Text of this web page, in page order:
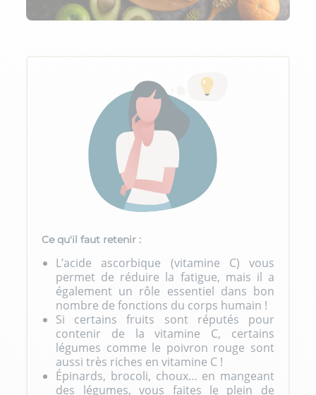
Ce qu'il faut retenir :
L’acide ascorbique (vitamine C) vous
permet de réduire la fatigue, mais il a
également un rôle essentiel dans bon
nombre de fonctions du corps humain !
Si certains fruits sont réputés pour
contenir de la vitamine C, certains
légumes comme le poivron rouge sont
aussi très riches en vitamine C !
Épinards, brocoli, choux… en mangeant
des légumes, vous faites le plein de